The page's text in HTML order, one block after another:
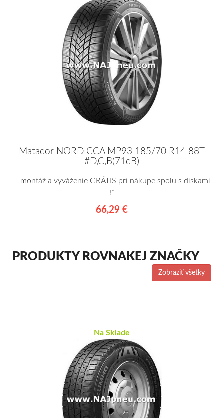
Matador NORDICCA MP93 185/70 R14 88T
#D,C,B(71dB)
+ montáž a vyváženie GRÁTIS pri nákupe spolu s diskami
!*
66,29 €
PRODUKTY ROVNAKEJ ZNAČKY
Zobraziť všetky
Na Sklade